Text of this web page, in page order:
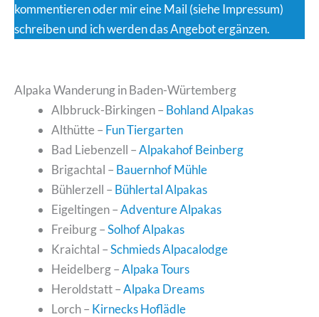
kommentieren oder mir eine Mail (siehe Impressum)
schreiben und ich werden das Angebot ergänzen.
Alpaka Wanderung in Baden-Würtemberg
Albbruck-Birkingen – Bohland Alpakas
Althütte – Fun Tiergarten
Bad Liebenzell –Alpakahof Beinberg
Brigachtal – Bauernhof Mühle
Bühlerzell – Bühlertal Alpakas
Eigeltingen –Adventure Alpakas
Freiburg –Solhof Alpakas
Kraichtal –Schmieds Alpacalodge
Heidelberg –Alpaka Tours
Heroldstatt –Alpaka Dreams
Lorch – Kirnecks Hoflädle